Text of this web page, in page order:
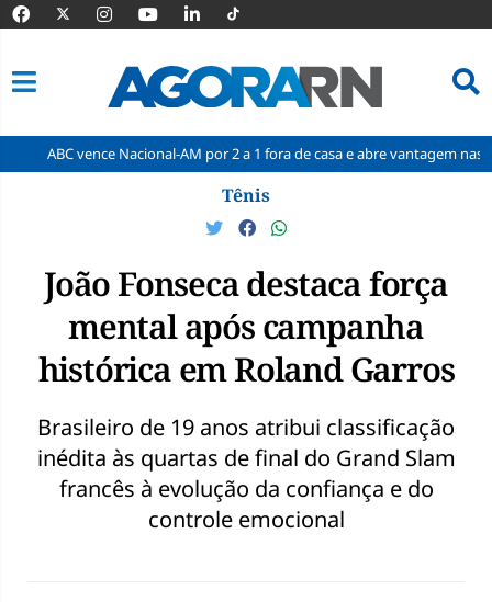
Nacional-AM por 2 a 1 fora de casa e abre vantagem nas quartas
Tênis
João Fonseca destaca força
mental após campanha
histórica em Roland Garros
Brasileiro de 19 anos atribui classificação
inédita às quartas de final do Grand Slam
francês à evolução da confiança e do
controle emocional